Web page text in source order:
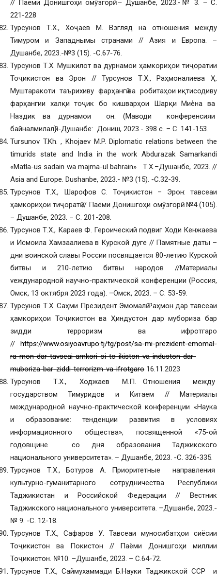
// Паёми Донишгоҳи омӯзгорӣ. – Душанбе, 2023.-№ 3. – С.
221-228
Турсунов Т.Х., Хоҷаев М. Взгляд на отношения между
Тимуром и Западнымы странами // Азия и Европа. –
Душанбе, 2023.-№3 (15). -С.67-76.
Турсунов Т.Х. Мушкилот ва дурнамои ҳамкориҳои тиҷоратии
Тоҷикистон ва Эрон // Турсунов Т.Х., Раҳмоналиева Ҳ.
Муштаракоти таърихиву фарҳангӣ ва робитаҳои иқтисодиву
фарҳангии халқи тоҷик бо кишварҳои Шарқи Миѐна ва
Наздик ва дурнамои он. (Маводи конференсияи
байналмилалӣ).-Душанбе: Дониш, 2023.- 398 с. – С. 141-153.
Tursunov T.Kh. , Khojaev M.P. Diplomatic relations between the
timurids state and India in the work Abdurazak Samarkandi
«Matla-us sadain wa majma-ul bahrain» Т.Х.–Душанбе, 2023. //
Asia and Europe. Dushanbe, 2023.- №3 (15). -С.32-39.
Турсунов Т.Х., Шарофов С. Тоҷикистон – Эрон: тавсеаи
ҳамкориҳои тиҷоратӣ // Паёми Донишгоҳи омӯзгорӣ. №4 (105).
– Душанбе, 2023. – С. 201-208.
Турсунов Т.Х., Караев Ф. Героический подвиг Ходи Кенжаева
и Исмоила Хамзаалиева в Курской дуге // Памятные даты –
дни воинской славы России посвящается 80-летию Курской
битвы и 210-летию битвы народов //Материалы
vеждународной научно-практической конференции (Россия,
Омск, 13 октября 2023 года). –Омск, 2023. – С. 53-59.
Турсунов Т.Х. Саҳми Президент Эмомалӣ Раҳмон дар тавсеаи
ҳамкориҳои Тоҷикистон ва Ҳиндустон дар мубориза бар
зидди терроризм ва ифротгароӣ
// https://www.osiyoavrupo.tj/tg/post/sa-mi-prezident-emomal-
ra-mon-dar-tavseai-amkori-oi-to-ikiston-va-induston-dar-
muboriza-bar-ziddi-terrorizm-va-ifrotgaro 16.11.2023
Турсунов Т.Х., Ходжаев М.П. Отношения между
государством Тимуридов и Китаем // Материалы
международной научно-практической конференции «Наука
и образование: тенденции развития в условиях
информационного общества», посвященной «75-ой
годовщине со дня образования Таджикского
национального университета». – Душанбе, 2023. -С. 326-335.
Турсунов Т.Х., Ботуров А. Приоритетные направления
культурно-гуманитарного сотрудничества Республики
Таджикистан и Российской Федерации // Вестник
Таджикского национального университета. –Душанбе, 2023.-
№ 9. -С. 12-18.
Турсунов Т.Х., Сафаров У. Тавсеаи муносибатҳои сиёсии
Тоҷикистон ва Покистон // Паёми Донишгоҳи миллии
Тоҷикистон. №10. –Душанбе, 2023. – С.64-72.
Турсунов Т.Х., Саймухаммади Б.Науки Таджикской ССР и